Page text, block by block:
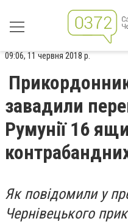
09:06, 11 червня 2018 р.
завадили
Румунії 16
Як повідомили у
Чернівецького